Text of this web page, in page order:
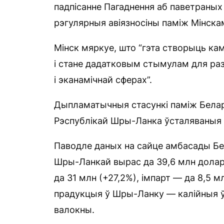
падпісанне Пагаднення аб
рэгулярныя авіязносіны паміж
Мінск мяркуе, што “гэта створыць
і стане дадатковым стымулам для
і эканамічнай сферах”.
Дыпламатычныя стасункі паміж
Рэспублікай Шры-Ланка ўсталяваныя
Паводле даных на сайце амбасады
Шры-Ланкай вырас да 39,6 млн
да 31 млн (+27,2%), імпарт — да 8,5
прадукцыя ў Шры-Ланку — калійныя
валокны.